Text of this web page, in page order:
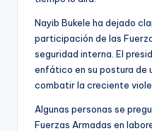
Nayib Bukele ha dejado
participación de las
seguridad interna. El
enfático en su postura de
combatir la creciente
Algunas personas se
Fuerzas Armadas en